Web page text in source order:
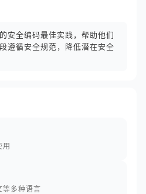
安全编码最佳实践，帮助他们
遵循安全规范，降低潜在安全
等多种语言